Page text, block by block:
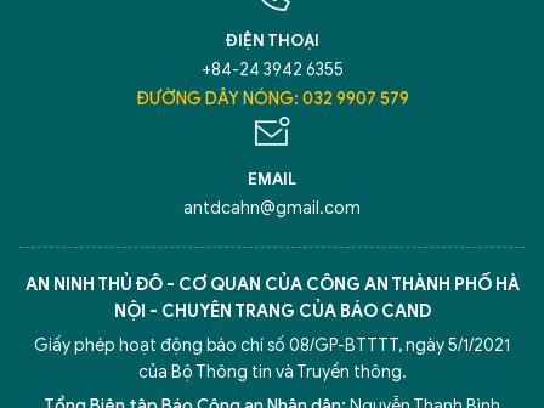
ĐIỆN THOẠI
+84-24 3942 6355
ĐƯỜNG DÂY NÓNG: 032 9907 579
EMAIL
antdcahn@gmail.com
AN NINH THỦ ĐÔ - CƠ QUAN CỦA CÔNG AN THÀNH PHỐ HÀ
NỘI - CHUYÊN TRANG CỦA BÁO CAND
Giấy phép hoạt động báo chí số 08/GP-BTTTT, ngày 5/1/2021
của Bộ Thông tin và Truyền thông.